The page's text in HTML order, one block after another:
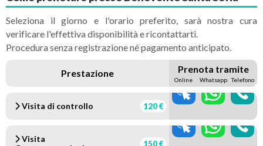
Seleziona il giorno e l'orario preferito, sarà nostra cura
verificare l'effettiva disponibilità e ricontattarti.
Procedura senza registrazione né pagamento anticipato.
Prestazione Prenota tramite
Online Telefono
Whatsapp
Visita di controllo 120 €
Visita
150 €